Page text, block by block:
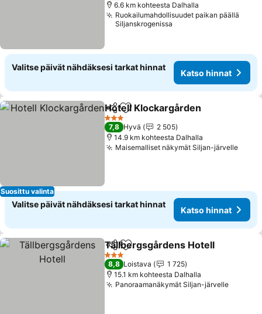
6.6 km kohteesta Dalhalla
Ruokailumahdollisuudet paikan päällä
Siljanskrogenissa
Valitse päivät nähdäksesi tarkat hinnat
Katso hinnat
Suosittu valinta
Jaa Lisää suosikkeihin
Hotell Klockargården
3 Tähtiluokitus
7,8 Hyvä
2 505
14.9 km kohteesta Dalhalla
Maisemalliset näkymät Siljan-järvelle
Valitse päivät nähdäksesi tarkat hinnat
Katso hinnat
Jaa Lisää suosikkeihin
Tällbergsgårdens Hotell
3 Tähtiluokitus
8,8 Loistava
1 725
15.1 km kohteesta Dalhalla
Panoraamanäkymät Siljan-järvelle